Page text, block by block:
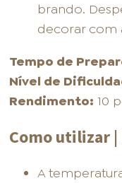
brando.
decorar com
Tempo de
Nível de
Rendimento: 10
Como utilizar |
A